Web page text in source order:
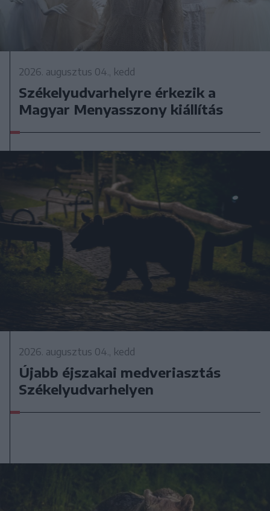
2026. augusztus 04., kedd
Székelyudvarhelyre érkezik a
Magyar Menyasszony kiállítás
2026. augusztus 04., kedd
Újabb éjszakai medveriasztás
Székelyudvarhelyen